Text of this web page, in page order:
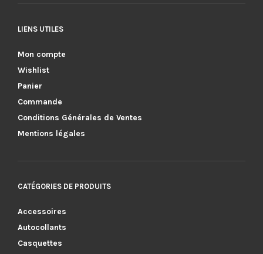
LIENS UTILES
Mon compte
Wishlist
Panier
Commande
Conditions Générales de Ventes
Mentions légales
CATÉGORIES DE PRODUITS
Accessoires
Autocollants
Casquettes